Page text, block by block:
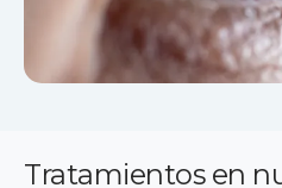
Tratamientos en